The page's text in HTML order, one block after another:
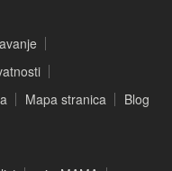
Mapa stranica Blog